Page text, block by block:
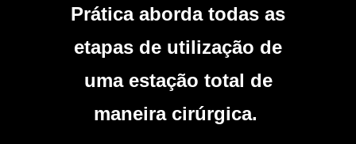
Prática aborda todas as
etapas de utilização de
uma estação total de
maneira cirúrgica.